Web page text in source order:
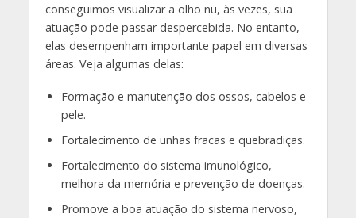
conseguimos visualizar a olho nu, às vezes, sua
atuação pode passar despercebida. No entanto,
elas desempenham importante papel em diversas
áreas. Veja algumas delas:
Formação e manutenção dos ossos, cabelos e
pele.
Fortalecimento de unhas fracas e quebradiças.
Fortalecimento do sistema imunológico,
melhora da memória e prevenção de doenças.
Promove a boa atuação do sistema nervoso,